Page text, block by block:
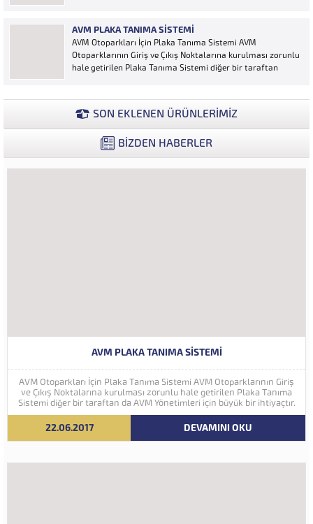
Ücretin otopark girişinde araç tipine göre peşin alınması
ya...
AVM PLAKA TANIMA SISTEMI
AVM Otoparkları İçin Plaka Tanıma Sistemi AVM
Otoparklarının Giriş ve Çıkış Noktalarına kurulması zorunlu
hale getirilen Plaka Tanıma Sistemi diğer bir taraftan
verilerle müşteri yoğunluk analizlerini çok ayrıntılı...
SON EKLENEN ÜRÜNLERİMİZ
BİZDEN HABERLER
AVM PLAKA TANIMA SISTEMI
AVM Otoparkları İçin Plaka Tanıma Sistemi AVM Otoparklarının Giriş
ve Çıkış Noktalarına kurulması zorunlu hale getirilen Plaka Tanıma
Sistemi diğer bir taraftan da AVM Yönetimleri için büyük bir ihtiyaçtır.
AVM Yönetimleri Plaka Tanıma Sisteminden elde edecekleri verilerle
müşteri yoğunluk analizlerini çok ayrıntılı...
22.06.2017 DEVAMINI OKU